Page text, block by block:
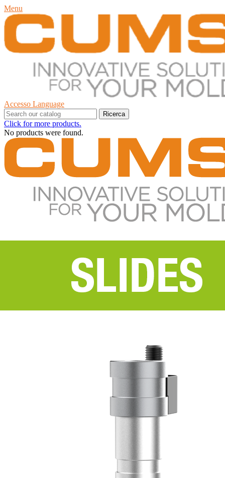
Menu
Accesso Language
Ricerca
Click for more products.
No products were found.